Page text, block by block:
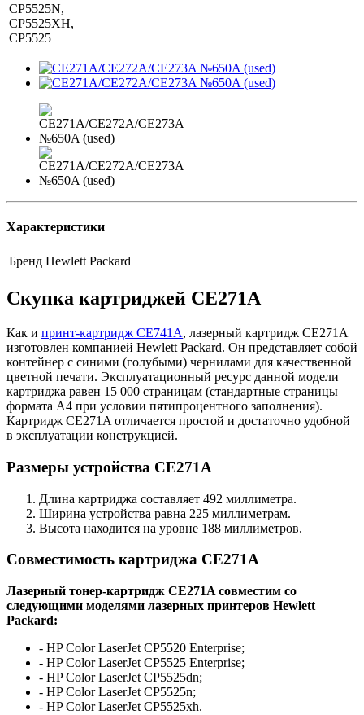
CP5525N,
CP5525XH,
CP5525
Характеристики
Бренд Hewlett Packard
Скупка картриджей CE271A
Как и принт-картридж CE741A, лазерный картридж CE271A
изготовлен компанией Hewlett Packard. Он представляет собой
контейнер с синими (голубыми) чернилами для качественной
цветной печати. Эксплуатационный ресурс данной модели
картриджа равен 15 000 страницам (стандартные страницы
формата А4 при условии пятипроцентного заполнения).
Картридж CE271A отличается простой и достаточно удобной
в эксплуатации конструкцией.
Размеры устройства CE271A
Длина картриджа составляет 492 миллиметра.
Ширина устройства равна 225 миллиметрам.
Высота находится на уровне 188 миллиметров.
Совместимость картриджа CE271A
Лазерный тонер-картридж CE271A совместим со
следующими моделями лазерных принтеров Hewlett
Packard:
- HP Color LaserJet CP5520 Enterprise;
- HP Color LaserJet CP5525 Enterprise;
- HP Color LaserJet CP5525dn;
- HP Color LaserJet CP5525n;
- HP Color LaserJet CP5525xh.